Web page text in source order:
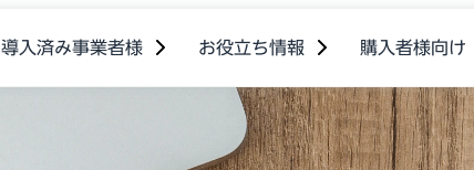
導入済み事業者様 お役立ち情報 購入者様向け